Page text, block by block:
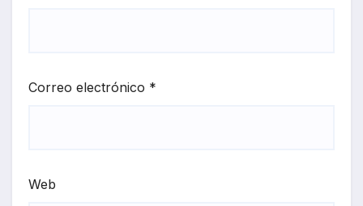
Correo electrónico *
Web